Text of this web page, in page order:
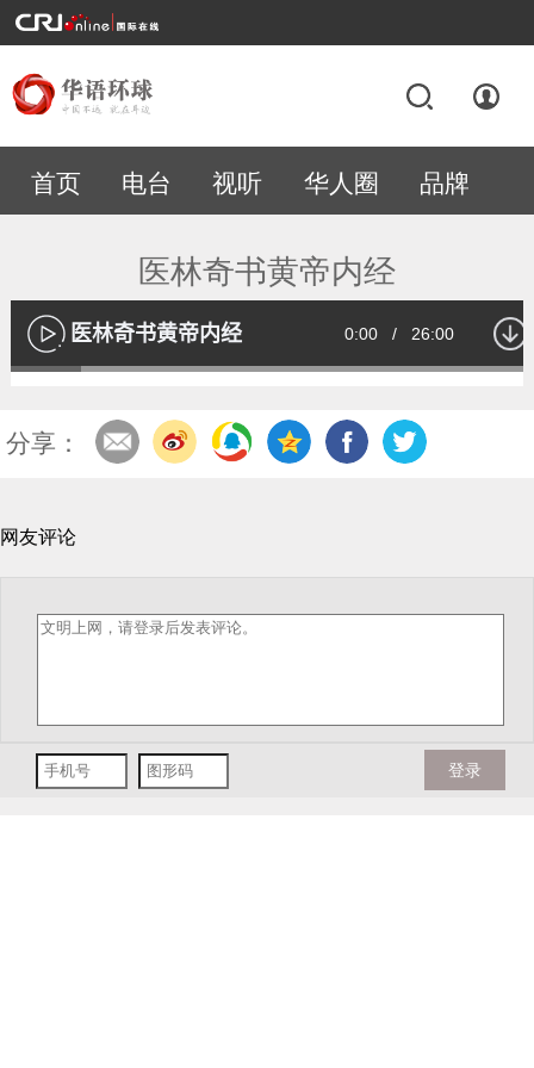
首页 电台 视听 华人圈 品牌
医林奇书黄帝内经
播
放
医林奇书黄帝内经 Current
0:00 / Duration
26:00
Loaded:
分享：
网友评论
登录